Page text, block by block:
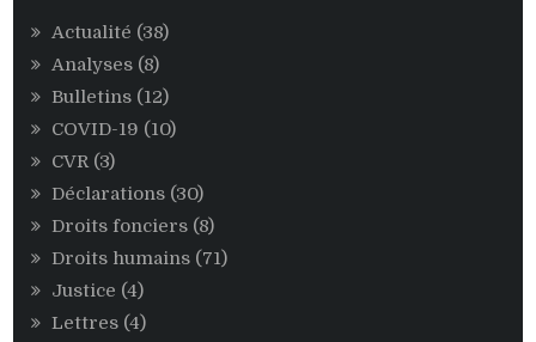
Actualité (38)
Analyses (8)
Bulletins (12)
COVID-19 (10)
CVR(3)
Déclarations (30)
Droits fonciers (8)
Droits humains (71)
Justice (4)
Lettres (4)